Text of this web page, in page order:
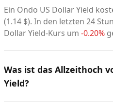
Ein Ondo US Dollar Yield
(1.14 $). In den letzten 24
Dollar Yield-Kurs um -0.20%
Was ist das Allzeithoch
Yield?